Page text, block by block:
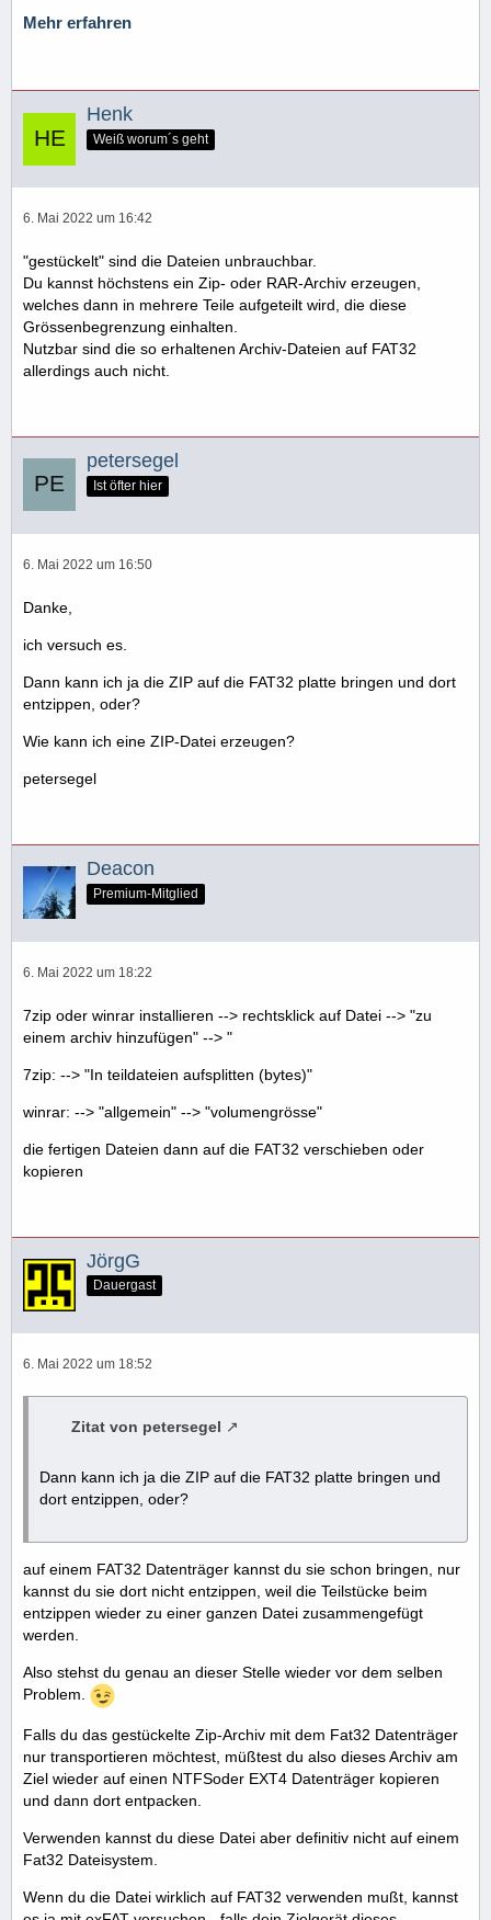
Mehr erfahren
Henk
Weiß worum´s geht
6. Mai 2022 um 16:42
"gestückelt" sind die Dateien unbrauchbar.
Du kannst höchstens ein Zip- oder RAR-Archiv erzeugen,
welches dann in mehrere Teile aufgeteilt wird, die diese
Grössenbegrenzung einhalten.
Nutzbar sind die so erhaltenen Archiv-Dateien auf FAT32
allerdings auch nicht.
petersegel
Ist öfter hier
6. Mai 2022 um 16:50
Danke,
ich versuch es.
Dann kann ich ja die ZIP auf die FAT32 platte bringen und dort
entzippen, oder?
Wie kann ich eine ZIP-Datei erzeugen?
petersegel
Deacon
Premium-Mitglied
6. Mai 2022 um 18:22
7zip oder winrar installieren --> rechtsklick auf Datei --> "zu
einem archiv hinzufügen" --> "
7zip: --> "In teildateien aufsplitten (bytes)"
winrar: --> "allgemein" --> "volumengrösse"
die fertigen Dateien dann auf die FAT32 verschieben oder
kopieren
JörgG
Dauergast
6. Mai 2022 um 18:52
Zitat von petersegel
Dann kann ich ja die ZIP auf die FAT32 platte bringen und
dort entzippen, oder?
auf einem FAT32 Datenträger kannst du sie schon bringen, nur
kannst du sie dort nicht entzippen, weil die Teilstücke beim
entzippen wieder zu einer ganzen Datei zusammengefügt
werden.
Also stehst du genau an dieser Stelle wieder vor dem selben
Problem.
Falls du das gestückelte Zip-Archiv mit dem Fat32 Datenträger
nur transportieren möchtest, müßtest du also dieses Archiv am
Ziel wieder auf einen NTFSoder EXT4 Datenträger kopieren
und dann dort entpacken.
Verwenden kannst du diese Datei aber definitiv nicht auf einem
Fat32 Dateisystem.
Wenn du die Datei wirklich auf FAT32 verwenden mußt, kannst